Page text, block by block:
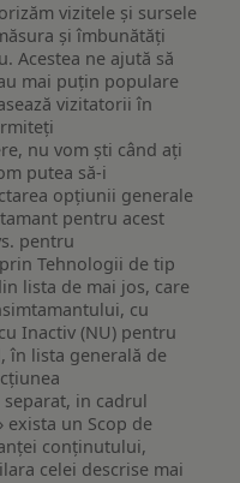
vizitele și sursele
și îmbunătăți
Acestea ne ajută să
mai puțin populare
vizitatorii în
nu vom ști când ați
putea să-i
opțiunii generale
pentru acest
pentru
Tehnologii de tip
lista de mai jos, care
cu
Inactiv (NU) pentru
în lista generală de
separat, in cadrul
exista un Scop de
conținutului,
celei descrise mai